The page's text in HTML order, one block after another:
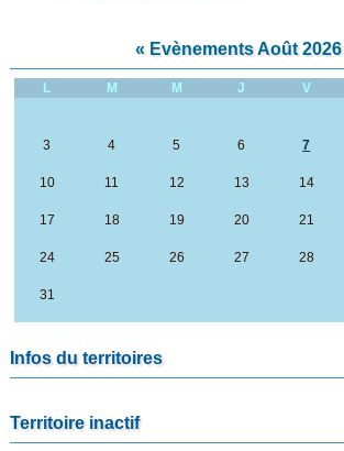
« Evènements Août 2026
L M M J V
3 4 5 6 7
10 11 12 13 14
17 18 19 20 21
24 25 26 27 28
31
Infos du territoires
Territoire inactif